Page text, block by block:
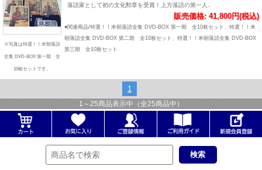
※写真は特選！！米朝落語
全集 DVD-BOX 第一期 全
10枚セットです。
落語家として初の文化勲章を受賞！上方落語の第一人..
販売価格: 41,800円(税込)
●関連商品/特選！！米朝落語全集 DVD-BOX 第一期 全10枚セット、特選！！米
朝落語全集 DVD-BOX 第二期 全10枚セット、特選！！米朝落語全集 DVD-BOX
第三期 全10枚セット
1
1 ～ 25商品表示中（全25商品中）